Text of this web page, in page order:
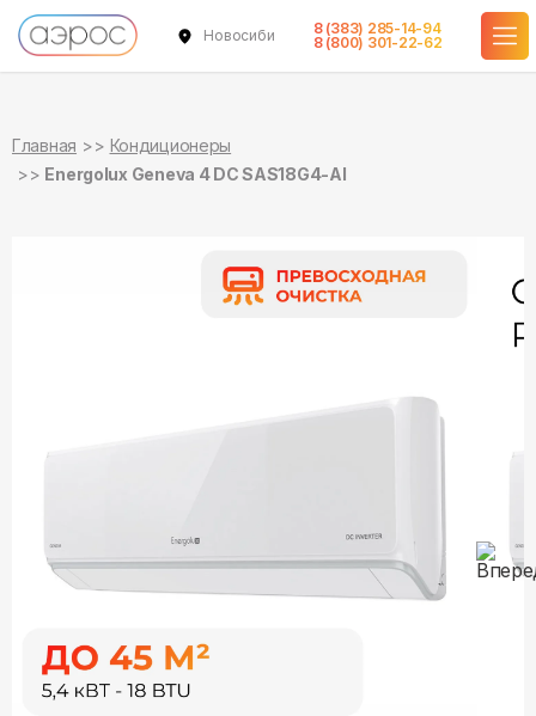
Новосибирск
8 (383) 285-14-94
8 (800) 301-22-62
Главная
Кондиционеры
Energolux Geneva 4 DC SAS18G4-AI